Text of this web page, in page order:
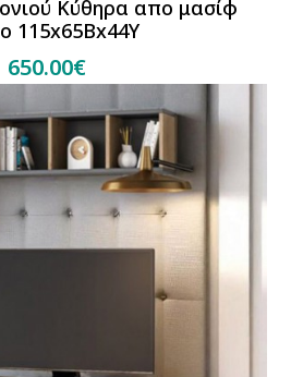
Κύθηρα απο μασίφ
115x65Bx44Y
650.00€